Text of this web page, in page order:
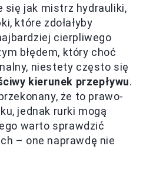
się jak mistrz hydrauliki,
które zdołałyby
cierpliwego
błędem, który choć
niestety często się
kierunek przepływu.
że to prawo-
jednak rurki mogą
warto sprawdzić
– one naprawdę nie